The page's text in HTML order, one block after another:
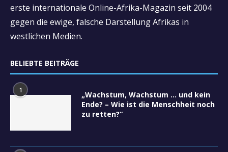
erste internationale Online-Afrika-Magazin seit 2004
gegen die ewige, falsche Darstellung Afrikas in
westlichen Medien.
BELIEBTE BEITRÄGE
1
„Wachstum, Wachstum … und kein
Ende? – Wie ist die Menschheit noch
zu retten?“